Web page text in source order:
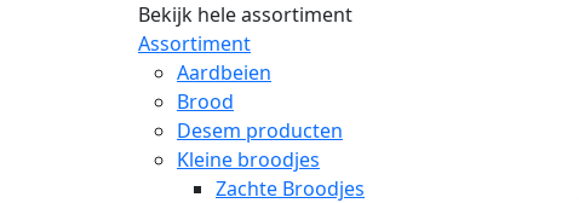
Bekijk hele assortiment
Assortiment
Aardbeien
Brood
Desem producten
Kleine broodjes
Zachte Broodjes